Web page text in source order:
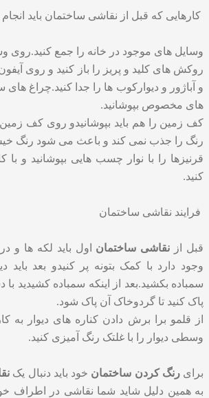
کارهایی که قبل از نقاشی ساختمان باید
وسایل های موجود در خانه را جمع کنید.روی
روکش های کلید و پریز را باز کنید و روی
و آباژور و دیوارکوب ها را جدا کنید.چراغ
های مخصوص بپوشانید.
کف زمین را هم باید بپوشانیدو روی کف زمین
رنگ را جذب نمی کند و باعث می شود رنگ
قرنیزها را با نوار چسب هایی بپوشانید و
کنید.
فرایند نقاشی ساختمان
قبل از نقاشی ساختمان اول باید لکه ها و
وجود دارد با کمک بتونه پر کنیدو بعد باید
سمباده بکشید.بعد از اینکه سمباده کشیدید با
پاک کنید تا گردوخاک آن پاک شود.
از قلمو برا برش دادن کناره های دیوار به
وسطی دیوار را با غلتک رنگ آمیزی کنید.
برایرنگ کردن ساختمان خود باید دنبال یک
به همین دلیل شاید شما نقاشی در اطراف